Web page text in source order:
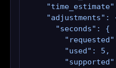
"adjustments":
      "seconds": {
        "used": 5,